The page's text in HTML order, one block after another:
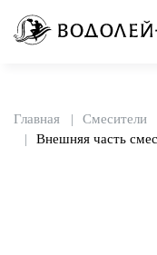
Главная Смесители
Внешняя часть